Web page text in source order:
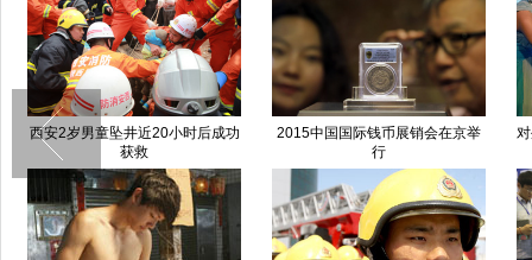
北京超跑飙车案一审宣判 暴雨袭击广东东莞 市民街头抓鱼